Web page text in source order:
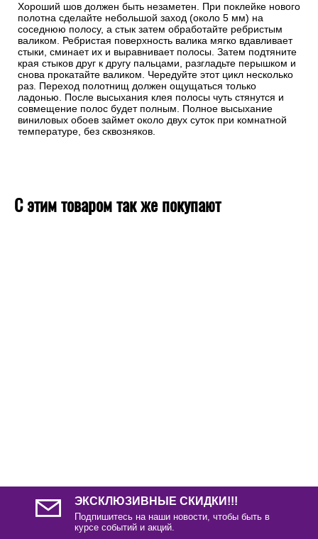
Хороший шов должен быть незаметен. При поклейке нового
полотна сделайте небольшой заход (около 5 мм) на
соседнюю полосу, а стык затем обработайте ребристым
валиком. Ребристая поверхность валика мягко вдавливает
стыки, сминает их и выравнивает полосы. Затем подтяните
края стыков друг к другу пальцами, разгладьте перышком и
снова прокатайте валиком. Чередуйте этот цикл несколько
раз. Переход полотнищ должен ощущаться только
ладонью. После высыхания клея полосы чуть стянутся и
совмещение полос будет полным. Полное высыхание
виниловых обоев займет около двух суток при комнатной
температуре, без сквозняков.
С этим товаром так же покупают
ЭКСКЛЮЗИВНЫЕ СКИДКИ!!!
Подпишитесь на наши новости, чтобы быть в
курсе событий и акций.